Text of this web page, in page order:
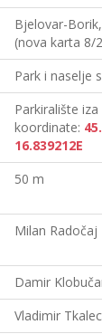
Bjelovar-
(nova karta 8/
Park i naselje
Parkiralište
koordinate:
16.839212E
50 m
Milan Radočaj
Damir
Vladimir Tkalec